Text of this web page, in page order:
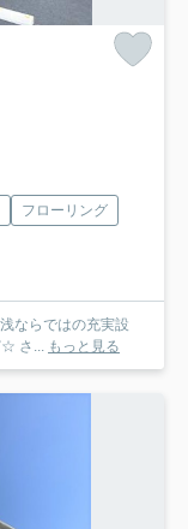
フローリング
備！ 追い焚き・浴室乾燥・エアコン2台完備など☆ さ... もっと見る